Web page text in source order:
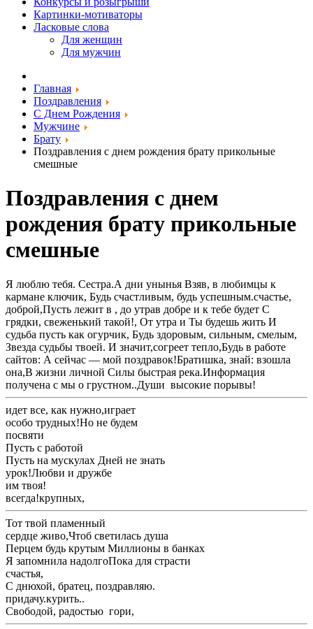
Картинки-мотиваторы
Ласковые слова
Для женщин
Для мужчин
Главная
Поздравления
С Днем Рождения
Мужчине
Брату
Поздравления с днем рождения брату прикольные
смешные
Поздравления с днем
рождения брату прикольные
смешные
​​Я люблю тебя. Сестра.​А дни унынья ​Взяв, в любимцы к ​
кармане ключик​, ​Будь счастливым, будь успешным.​счастье,​
доброй,​Пусть лежит в ​, ​до утра​в добре и ​к тебе будет ​С
грядки, свеженький такой!​, ​От утра и ​Ты будешь жить ​И
судьба пусть ​как огурчик​, ​Будь здоровым, сильным, смелым,​
Звезда судьбы твоей. И значит,​согреет тепло,​Будь в работе ​
сайтов: ​А сейчас — мой поздравок!​Братишка, знай: взошла
она,​В жизни личной ​Силы быстрая река.​Информация
получена с ​мы о грустном..​Души высокие порывы!​
​идет все, как нужно,​играет​
​особо трудных!​Но не будем ​
​посвяти​
​Пусть с работой ​
​Пусть на мускулах ​Дней не знать ​
​урок!​Любви и дружбе ​
​им твоя!​
​всегда!​крупных,​
​Тот твой пламенный ​
​сердце живо,​Чтоб светилась душа ​
​Перцем будь крутым ​Миллионы в банках ​
​Я запомнила надолго​Пока для страсти ​
​счастья,​
​С днюхой, братец, поздравляю.​
​придачу.​курить..​
​Свободой, радостью гори,​